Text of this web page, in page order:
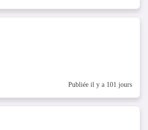
Publiée il y a 101 jours